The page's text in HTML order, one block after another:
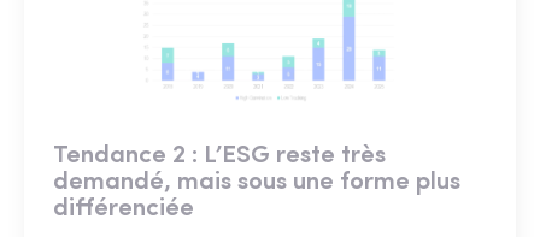
Tendance 2 : L’ESG reste très
demandé, mais sous une forme plus
différenciée